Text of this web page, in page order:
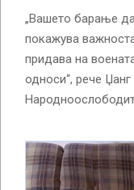
„Вашето барање
покажува
придава на
односи“, рече